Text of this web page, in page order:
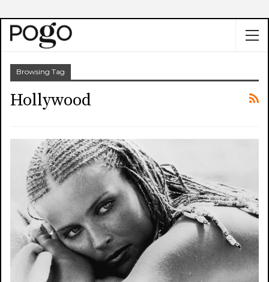
Browsing Tag
Hollywood